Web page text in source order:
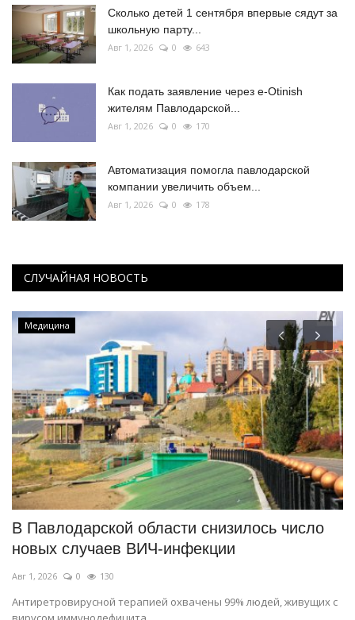
Сколько детей 1 сентября впервые сядут за
школьную парту...
Авг 1, 2026 0 643
Как подать заявление через e-Otinish
жителям Павлодарской...
Авг 1, 2026 0 170
Автоматизация помогла павлодарской
компании увеличить объем...
Авг 1, 2026 0 178
СЛУЧАЙНАЯ НОВОСТЬ
Медицина
В Павлодарской области снизилось число
новых случаев ВИЧ-инфекции
Авг 1, 2026 0 130
Антиретровирусной терапией охвачены 99% людей, живущих с